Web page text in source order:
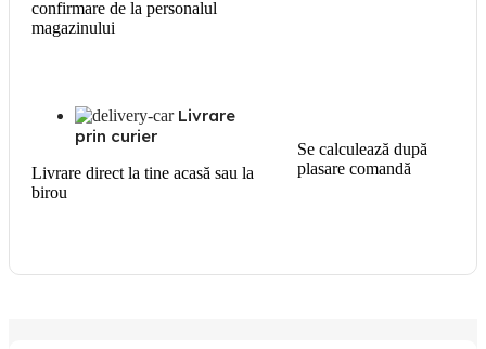
confirmare de la personalul
magazinului
Livrare
prin curier
Livrare direct la tine acasă sau la
birou
Se calculează după
plasare comandă